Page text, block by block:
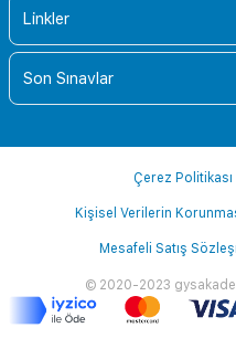
Linkler
Son Sınavlar
© 2020-2023
Çerez Politikası
Kişisel Verilerin
Mesafeli Satış